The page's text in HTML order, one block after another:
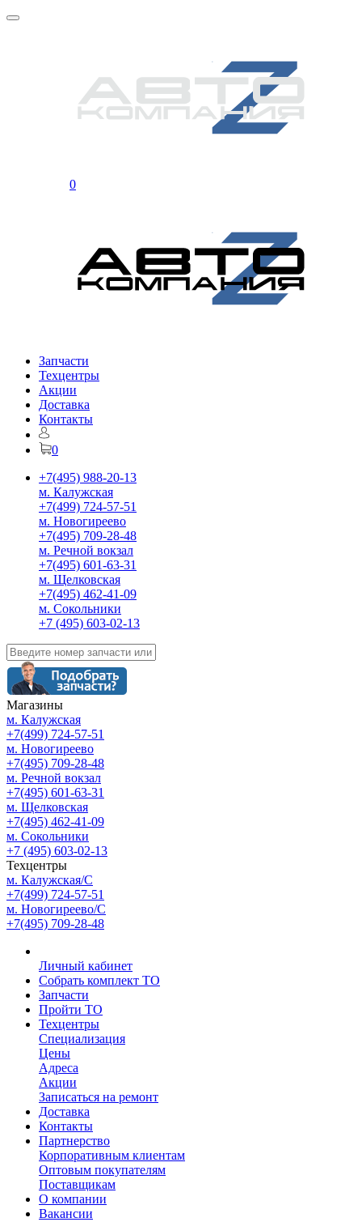
0
Запчасти
Техцентры
Акции
Доставка
Контакты
0
+7(495) 988-20-13
м. Калужская
+7(499) 724-57-51
м. Новогиреево
+7(495) 709-28-48
м. Речной вокзал
+7(495) 601-63-31
м. Щелковская
+7(495) 462-41-09
м. Сокольники
+7 (495) 603-02-13
Магазины
м. Калужская
+7(499) 724-57-51
м. Новогиреево
+7(495) 709-28-48
м. Речной вокзал
+7(495) 601-63-31
м. Щелковская
+7(495) 462-41-09
м. Сокольники
+7 (495) 603-02-13
Техцентры
м. Калужская/С
+7(499) 724-57-51
м. Новогиреево/С
+7(495) 709-28-48
Личный кабинет
Собрать комплект ТО
Запчасти
Пройти ТО
Техцентры
Специализация
Цены
Адреса
Акции
Записаться на ремонт
Доставка
Контакты
Партнерство
Корпоративным клиентам
Оптовым покупателям
Поставщикам
О компании
Вакансии